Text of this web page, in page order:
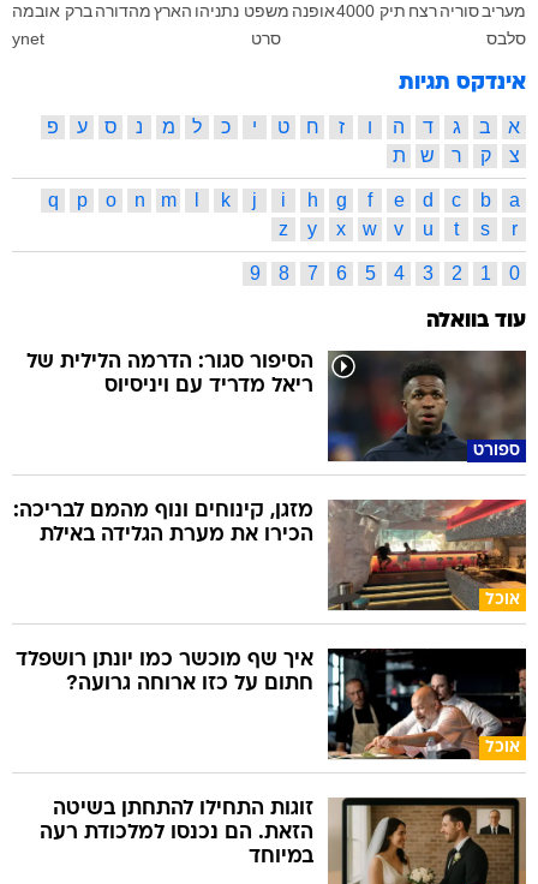
מעריבסוריהרצח תיק 4000 אופנה משפט נתניהו הארץמהדורהברק אובמה
סלבס
סרט ynet
אינדקס תגיות
א ב ג ד ה ו ז ח ט י כ ל מ נ ס ע
פ
צ
ק ר ש ת
a
b
c
d
e
f
g
h
i
j
k
m
n
o
p
q
r
s
t
u
v
w
x
y
z
0
1
2
3
4
5
6
7
8
9
עוד בוואלה
ספורט
הסיפור סגור: הדרמה הלילית של
ריאל מדריד עם ויניסיוס
אוכל
מזגן, קינוחים ונוף מהמם לבריכה:
הכירו את מערת הגלידה באילת
אוכל
איך שף מוכשר כמו יונתן רושפלד
חתום על כזו ארוחה גרועה?
זוגות התחילו להתחתן בשיטה
הזאת. הם נכנסו למלכודת רעה
במיוחד